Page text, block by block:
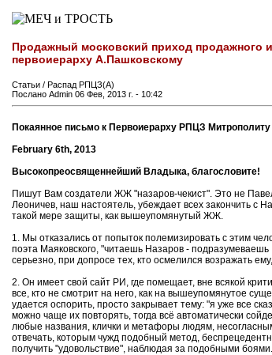
Продажный московский приход
первоиерарху А.Пашковскому
Статьи / Распад РПЦЗ(А)
Послано Admin 06 Фев, 2013 г. - 10:42
Покаянное письмо к Первоиерарху РПЦЗ
February 6th, 2013
Высокопреосвященнейший Владыка, благословите!
Пишут Вам создатели ЖЖ "назаров-чекист". Это не
Леоничев, наш настоятель, убеждает всех закончить с
такой мере защиты, как вышеупомянутый ЖЖ.
1. Мы отказались от попыток полемизировать с этим
поэта Маяковского, "читаешь Назаров -
серьезно, при допросе тех, кто осмелился возражать
2. Он имеет свой сайт РИ, где помещает, вне всякой
все, кто не смотрит на него, как на вышеупомянутое
удается оспорить, просто закрывает тему: "я уже все
можно чаще их повторять, тогда всё автоматически
любые названия, клички и метафоры людям,
отвечать, которым чужд подобный метод,
получить "удовольствие", наблюдая за подобными боями.